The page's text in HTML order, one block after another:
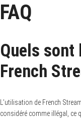
FAQ
Quels
French
L’utilisation de French
considéré comme illégal, ce